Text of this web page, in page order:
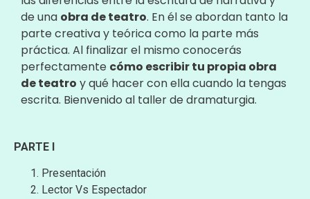
de una obra de teatro. En él se abordan tanto la
parte creativa y teórica como la parte más
práctica. Al finalizar el mismo conocerás
perfectamente cómo escribir tu propia obra
de teatro y qué hacer con ella cuando la tengas
escrita. Bienvenido al taller de dramaturgia.
PARTE I
Presentación
Lector Vs Espectador